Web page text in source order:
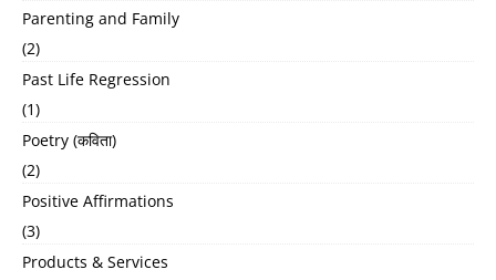
Parenting and Family
(2)
Past Life Regression
(1)
Poetry (कविता)
(2)
Positive Affirmations
(3)
Products & Services